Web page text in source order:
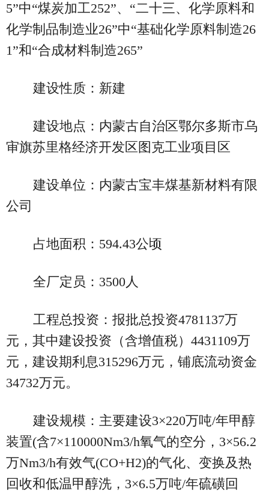
5”中“煤炭加工252”、“二十三、化学原料和
化学制品制造业26”中“基础化学原料制造26
1”和“合成材料制造265”
建设性质：新建
建设地点：内蒙古自治区鄂尔多斯市乌
审旗苏里格经济开发区图克工业项目区
建设单位：内蒙古宝丰煤基新材料有限
公司
占地面积：594.43公顷
全厂定员：3500人
工程总投资：报批总投资4781137万
元，其中建设投资（含增值税）4431109万
元，建设期利息315296万元，铺底流动资金
34732万元。
建设规模：主要建设3×220万吨/年甲醇
装置(含7×110000Nm3/h氧气的空分，3×56.2
万Nm3/h有效气(CO+H2)的气化、变换及热
回收和低温甲醇洗，3×6.5万吨/年硫磺回